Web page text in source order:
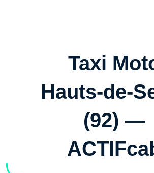
Taxi
Hauts-de-
(92) —